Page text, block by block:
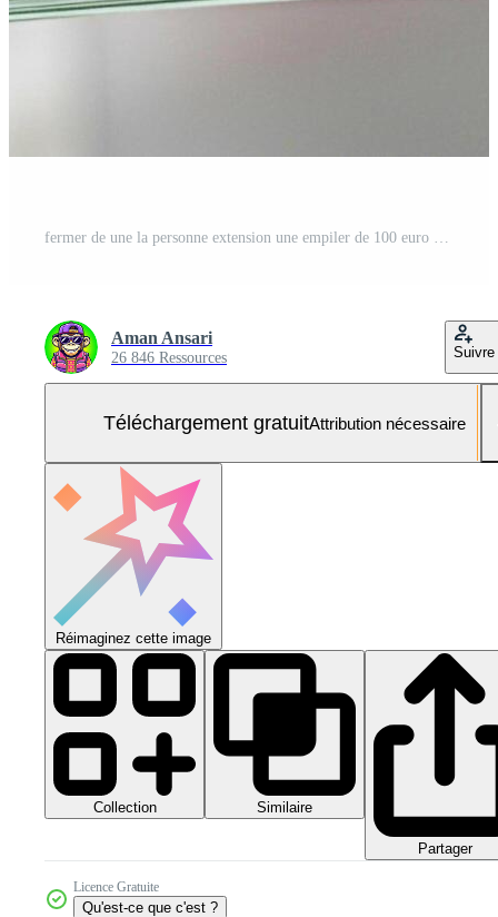
fermer de une la personne extension une empiler de 100 euro billets de banque dans une brillant neutre réglage symbolisant financier transaction richesse et le acte de donnant ou prêt argent avec une sens de la prospérité Photo Gratuite
Aman Ansari
26 846 Ressources Suivre
Téléchargement gratuitAttribution nécessaire
Réimaginez cette image
Collection Similaire
Partager
Licence Gratuite
Qu'est-ce que c'est ?